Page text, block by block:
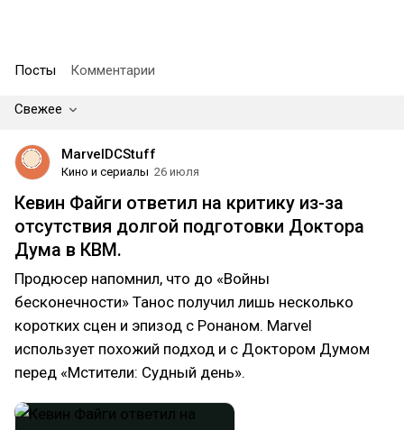
Посты Комментарии
Свежее
MarvelDCStuff
Кино и сериалы 26 июля
Кевин Файги ответил на критику из-за
отсутствия долгой подготовки Доктора
Дума в КВМ.
Продюсер напомнил, что до «Войны
бесконечности» Танос получил лишь несколько
коротких сцен и эпизод с Ронаном. Marvel
использует похожий подход и с Доктором Думом
перед «Мстители: Судный день».